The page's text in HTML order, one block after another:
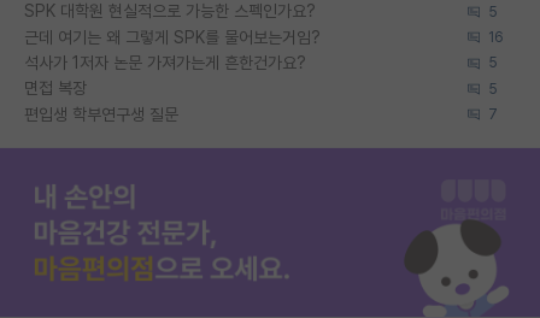
SPK 대학원 현실적으로 가능한 스펙인가요? 5
근데 여기는 왜 그렇게 SPK를 물어보는거임? 16
석사가 1저자 논문 가져가는게 흔한건가요? 5
면접 복장 5
편입생 학부연구생 질문 7